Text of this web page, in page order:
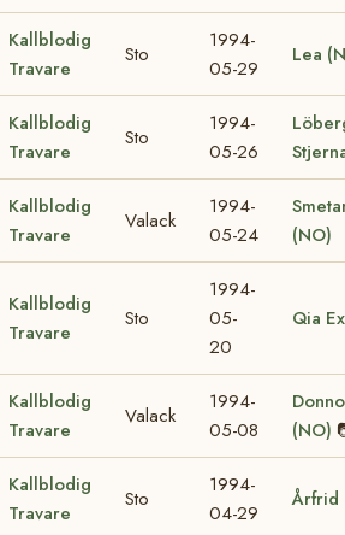
Kallblodig
Travare
Sto
1994-
05-29
Lea
Kallblodig
Travare
Sto
1994-
05-26
Kallblodig
Travare
Valack
1994-
05-24
(NO)
Kallblodig
Travare
Sto
1994-
05-
20
Qia
Kallblodig
Travare
Valack
1994-
05-08
(NO)
Kallblodig
Travare
Sto
1994-
04-29
Årfrid